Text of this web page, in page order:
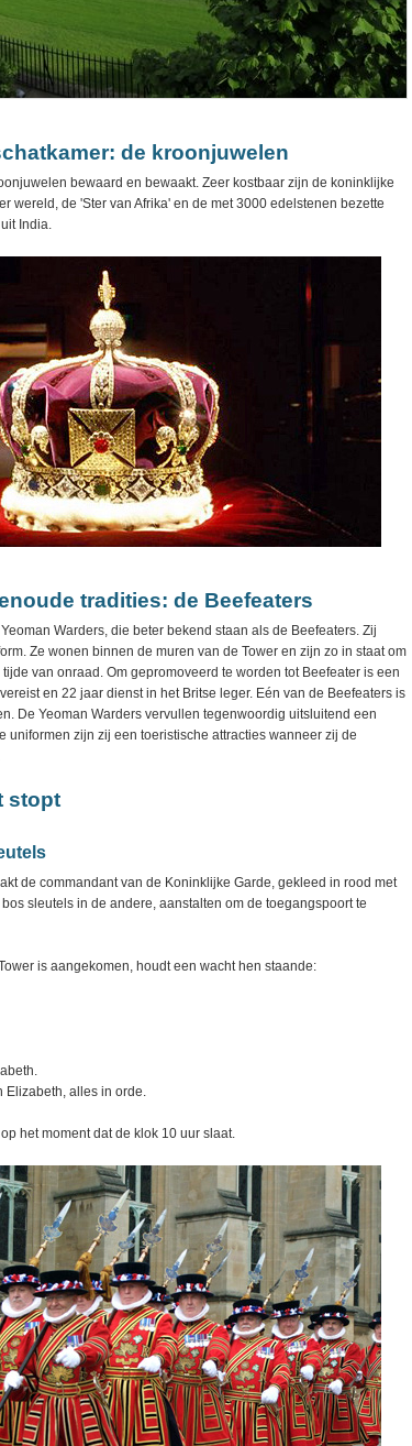
de kroonjuwelen
bewaard en bewaakt. Zeer kostbaar zijn de koninklijke
wereld, de 'Ster van Afrika' en de met 3000 edelstenen bezette
India.
tradities: de Beefeaters
Warders, die beter bekend staan als de Beefeaters. Zij
Ze wonen binnen de muren van de Tower en zijn zo in staat om
van onraad. Om gepromoveerd te worden tot Beefeater is een
en 22 jaar dienst in het Britse leger. Eén van de Beefeaters is
De Yeoman Warders vervullen tegenwoordig uitsluitend een
uniformen zijn zij een toeristische attracties wanneer zij de
stopt
de commandant van de Koninklijke Garde, gekleed in rood met
sleutels in de andere, aanstalten om de toegangspoort te
is aangekomen, houdt een wacht hen staande:
Elizabeth, alles in orde.
het moment dat de klok 10 uur slaat.